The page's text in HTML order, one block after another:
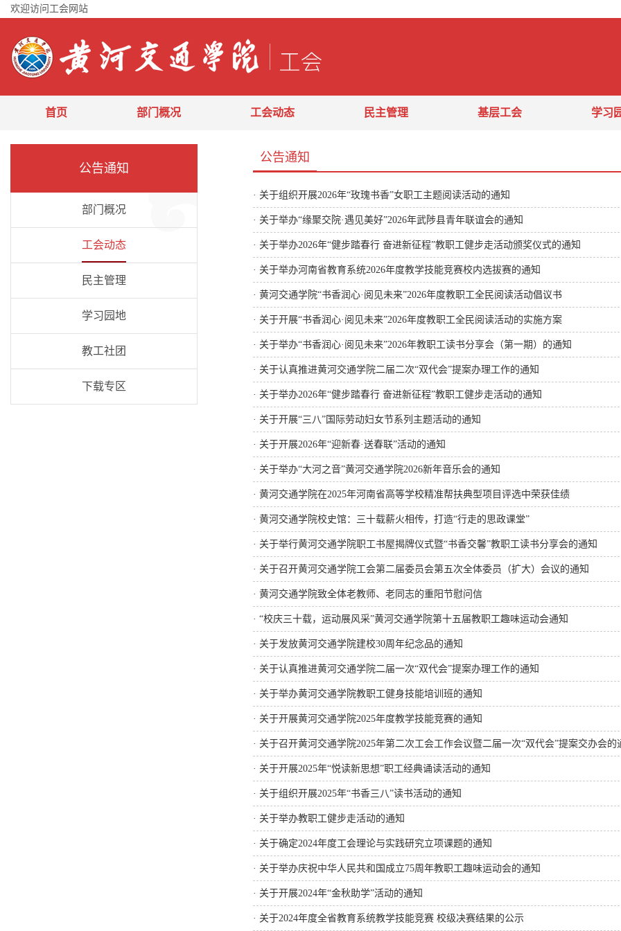
欢迎访问工会网站
首页 部门概况 工会动态 民主管理 基层工会 学习
公告通知
部门概况
工会动态
民主管理
学习园地
教工社团
下载专区
公告通知
· 关于组织开展2026年“玫瑰书香”女职工主题阅读活动的通知
· 关于举办“缘聚交院·遇见美好”2026年武陟县青年联谊会的通知
· 关于举办2026年“健步踏春行 奋进新征程”教职工健步走活动颁奖仪式的通知
· 关于举办河南省教育系统2026年度教学技能竞赛校内选拔赛的通知
· 黄河交通学院“书香润心·阅见未来”2026年度教职工全民阅读活动倡议书
· 关于开展“书香润心·阅见未来”2026年度教职工全民阅读活动的实施方案
· 关于举办“书香润心·阅见未来”2026年教职工读书分享会（第一期）的通知
· 关于认真推进黄河交通学院二届二次“双代会”提案办理工作的通知
· 关于举办2026年“健步踏春行 奋进新征程”教职工健步走活动的通知
· 关于开展“三八”国际劳动妇女节系列主题活动的通知
· 关于开展2026年“迎新春·送春联”活动的通知
· 关于举办“大河之音”黄河交通学院2026新年音乐会的通知
· 黄河交通学院在2025年河南省高等学校精准帮扶典型项目评选中荣获佳绩
· 黄河交通学院校史馆：三十载薪火相传，打造“行走的思政课堂”
· 关于举行黄河交通学院职工书屋揭牌仪式暨“书香交馨”教职工读书分享会的通知
· 关于召开黄河交通学院工会第二届委员会第五次全体委员（扩大）会议的通知
· 黄河交通学院致全体老教师、老同志的重阳节慰问信
· “校庆三十载，运动展风采”黄河交通学院第十五届教职工趣味运动会通知
· 关于发放黄河交通学院建校30周年纪念品的通知
· 关于认真推进黄河交通学院二届一次“双代会”提案办理工作的通知
· 关于举办黄河交通学院教职工健身技能培训班的通知
· 关于开展黄河交通学院2025年度教学技能竞赛的通知
· 关于召开黄河交通学院2025年第二次工会工作会议暨二届一次“双代会”提案交办会的
· 关于开展2025年“悦读新思想”职工经典诵读活动的通知
· 关于组织开展2025年“书香三八”读书活动的通知
· 关于举办教职工健步走活动的通知
· 关于确定2024年度工会理论与实践研究立项课题的通知
· 关于举办庆祝中华人民共和国成立75周年教职工趣味运动会的通知
· 关于开展2024年“金秋助学”活动的通知
· 关于2024年度全省教育系统教学技能竞赛 校级决赛结果的公示